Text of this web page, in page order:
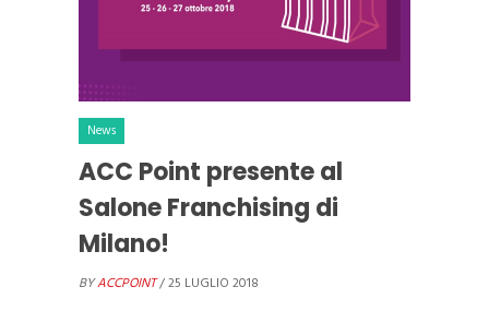
News
ACC Point presente al
Salone Franchising di
Milano!
BYACCPOINT/ 25 LUGLIO 2018